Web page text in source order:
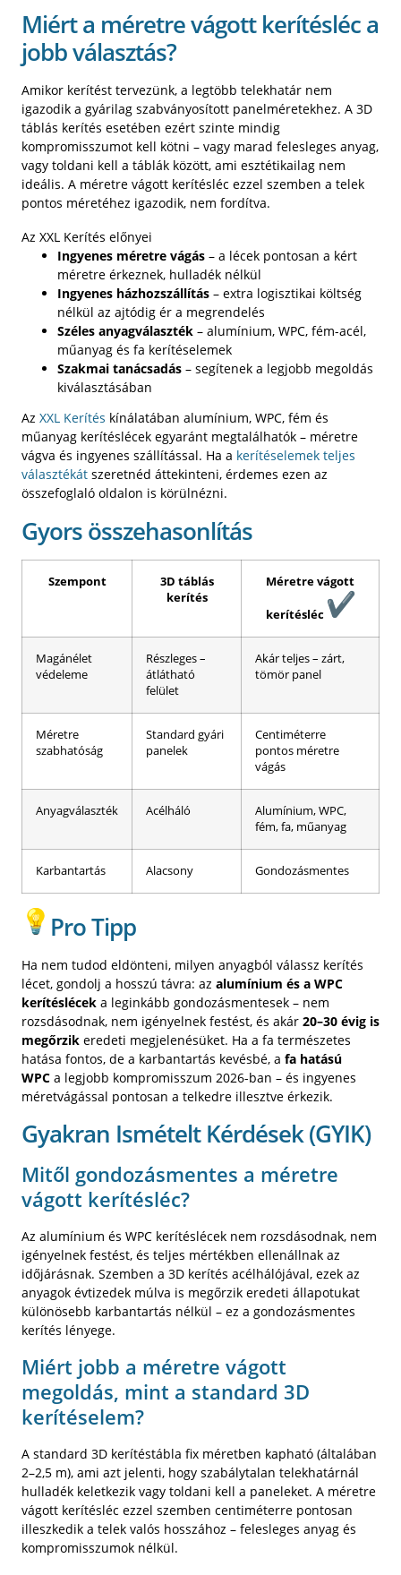
Miért a méretre vágott kerítésléc a
jobb választás?
Amikor kerítést tervezünk, a legtöbb telekhatár nem
igazodik a gyárilag szabványosított panelméretekhez. A 3D
táblás kerítés esetében ezért szinte mindig
kompromisszumot kell kötni – vagy marad felesleges anyag,
vagy toldani kell a táblák között, ami esztétikailag nem
ideális. A méretre vágott kerítésléc ezzel szemben a telek
pontos méretéhez igazodik, nem fordítva.
Az XXL Kerítés előnyei
Ingyenes méretre vágás – a lécek pontosan a kért
méretre érkeznek, hulladék nélkül
Ingyenes házhozszállítás – extra logisztikai költség
nélkül az ajtódig ér a megrendelés
Széles anyagválaszték – alumínium, WPC, fém-acél,
műanyag és fa kerítéselemek
Szakmai tanácsadás – segítenek a legjobb megoldás
kiválasztásában
Az XXL Kerítés kínálatában alumínium, WPC, fém és
műanyag kerítéslécek egyaránt megtalálhatók – méretre
vágva és ingyenes szállítással. Ha a kerítéselemek teljes
választékát szeretnéd áttekinteni, érdemes ezen az
összefoglaló oldalon is körülnézni.
Gyors összehasonlítás
Szempont
3D táblás
kerítés
Méretre vágott
kerítésléc
Magánélet
védeleme
Részleges –
átlátható
felület
Akár teljes – zárt,
tömör panel
Méretre
szabhatóság
Standard gyári
panelek
Centiméterre
pontos méretre
vágás
Anyagválaszték Acélháló
Alumínium, WPC,
fém, fa, műanyag
Karbantartás Alacsony Gondozásmentes
Pro Tipp
Ha nem tudod eldönteni, milyen anyagból válassz kerítés
lécet, gondolj a hosszú távra: az alumínium és a WPC
kerítéslécek a leginkább gondozásmentesek – nem
rozsdásodnak, nem igényelnek festést, és akár 20–30 évig is
megőrzik eredeti megjelenésüket. Ha a fa természetes
hatása fontos, de a karbantartás kevésbé, a fa hatású
WPC a legjobb kompromisszum 2026-ban – és ingyenes
méretvágással pontosan a telkedre illesztve érkezik.
Gyakran Ismételt Kérdések (GYIK)
Mitől gondozásmentes a méretre
vágott kerítésléc?
Az alumínium és WPC kerítéslécek nem rozsdásodnak, nem
igényelnek festést, és teljes mértékben ellenállnak az
időjárásnak. Szemben a 3D kerítés acélhálójával, ezek az
anyagok évtizedek múlva is megőrzik eredeti állapotukat
különösebb karbantartás nélkül – ez a gondozásmentes
kerítés lényege.
Miért jobb a méretre vágott
megoldás, mint a standard 3D
kerítéselem?
A standard 3D kerítéstábla fix méretben kapható (általában
2–2,5 m), ami azt jelenti, hogy szabálytalan telekhatárnál
hulladék keletkezik vagy toldani kell a paneleket. A méretre
vágott kerítésléc ezzel szemben centiméterre pontosan
illeszkedik a telek valós hosszához – felesleges anyag és
kompromisszumok nélkül.